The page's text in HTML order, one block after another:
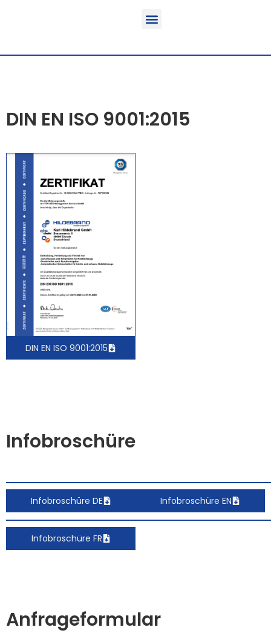
DIN EN ISO 9001:2015
DIN EN ISO 9001:2015
Infobroschüre
Infobroschüre DE Infobroschüre EN
Infobroschüre FR
Anfrageformular